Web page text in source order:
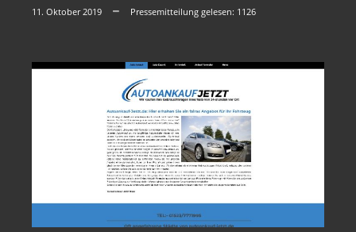
11. Oktober 2019 Pressemitteilung gelesen: 1126